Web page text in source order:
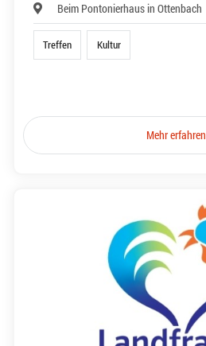
Beim Pontonierhaus in Ottenbach
Treffen Kultur
Mehr erfahren